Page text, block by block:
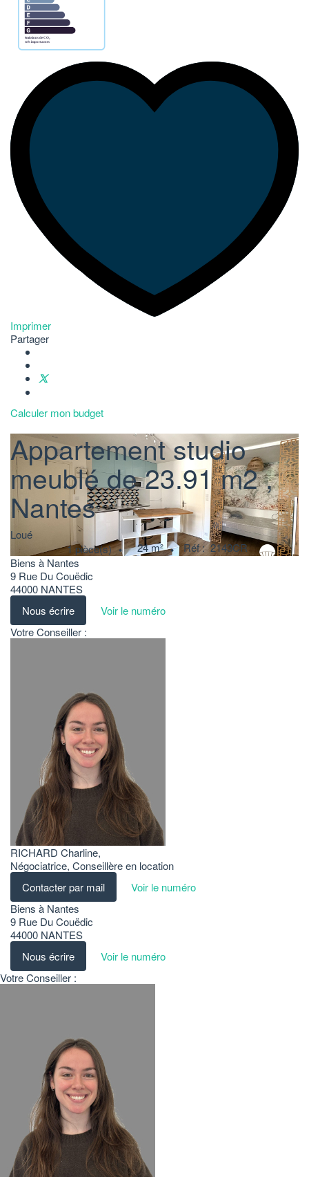
Imprimer
Partager
Calculer mon budget
Appartement studio
meublé de 23.91 m2,
Nantes
Loué
1pièce(s) 24m² Réf :2143CR
Biens à Nantes
9 Rue Du Couëdic
44000 NANTES
Nous écrire
Voir le numéro
Votre Conseiller :
RICHARD Charline,
Négociatrice, Conseillère en location
Contacter par mail
Voir le numéro
Biens à Nantes
9 Rue Du Couëdic
44000 NANTES
Nous écrire
Voir le numéro
Votre Conseiller :